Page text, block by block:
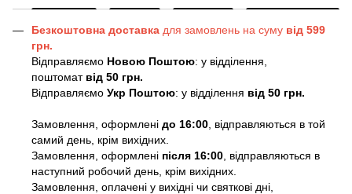
Безкоштовна доставка для замовлень на суму від 599
грн.
Відправляємо Новою Поштою: у відділення,
поштомат від 50 грн.
Відправляємо Укр Поштою: у відділення від 50 грн.
Замовлення, оформлені до 16:00 , відправляються в той
самий день, крім вихідних.
Замовлення, оформлені після 16:00 , відправляються в
наступний робочий день, крім вихідних.
Замовлення, оплачені у вихідні чи святкові дні,